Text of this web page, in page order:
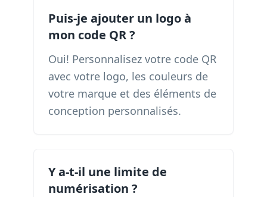
Puis-je ajouter un logo à
mon code QR ?
Oui! Personnalisez votre code QR
avec votre logo, les couleurs de
votre marque et des éléments de
conception personnalisés.
Y a-t-il une limite de
numérisation ?